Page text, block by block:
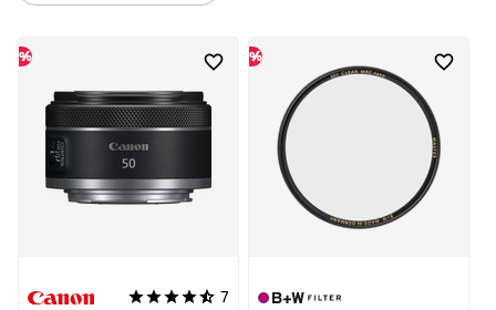
%
Durchschnittliche Bewertung von 4.6 von 5 Sternen
7
%